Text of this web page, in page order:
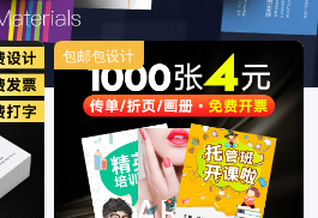
包邮包设计